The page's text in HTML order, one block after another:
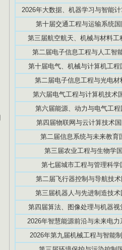
2026年大数据、机器学习与智能
第十届交通工程与运输系统
第三届航空航天、机械与材料
第二届电子信息工程与人工智
第十届电气、机械与计算机工
第二届电子信息工程与光电
第六届电气工程与计算机技术
第六届能源、动力与电气工
第四届物联网与云计算技术
第二届信息系统与未来教育
第三届农业工程与生物学
第七届城市工程与管理科
第二届飞行器控制与导航技
第三届机器人与先进制造技
第四届算法、图像处理与机器
2026年智慧能源前沿与未来电
2026年第九届机械工程与智能